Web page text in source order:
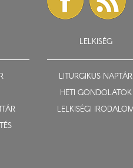
LELKISÉG
LITURGIKUS NAPTÁR
HETI GONDOLATOK
LELKISÉGI